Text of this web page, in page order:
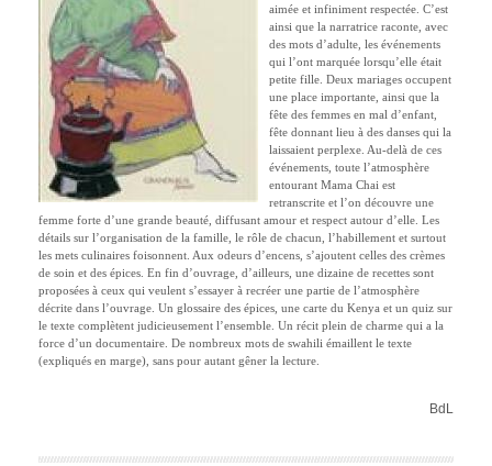
aimée et infiniment respectée. C’est
ainsi que la narratrice raconte, avec
des mots d’adulte, les événements
qui l’ont marquée lorsqu’elle était
petite fille. Deux mariages occupent
une place importante, ainsi que la
fête des femmes en mal d’enfant,
fête donnant lieu à des danses qui la
laissaient perplexe. Au-delà de ces
événements, toute l’atmosphère
entourant Mama Chai est
retranscrite et l’on découvre une
femme forte d’une grande beauté, diffusant amour et respect autour d’elle. Les
détails sur l’organisation de la famille, le rôle de chacun, l’habillement et surtout
les mets culinaires foisonnent. Aux odeurs d’encens, s’ajoutent celles des crèmes
de soin et des épices. En fin d’ouvrage, d’ailleurs, une dizaine de recettes sont
proposées à ceux qui veulent s’essayer à recréer une partie de l’atmosphère
décrite dans l’ouvrage. Un glossaire des épices, une carte du Kenya et un quiz sur
le texte complètent judicieusement l’ensemble. Un récit plein de charme qui a la
force d’un documentaire. De nombreux mots de swahili émaillent le texte
(expliqués en marge), sans pour autant gêner la lecture.
BdL